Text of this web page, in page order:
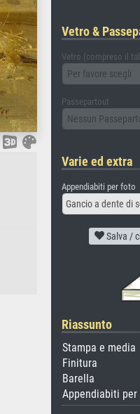
Vetro &
Vetro (compreso il
Per favore scegli
Passepartout
Nessun
Varie ed extra
Appendiabiti per foto
Gancio a dente di
Salva /
Riassunto
Stampa e media
Finitura
Barella
Appendiabiti